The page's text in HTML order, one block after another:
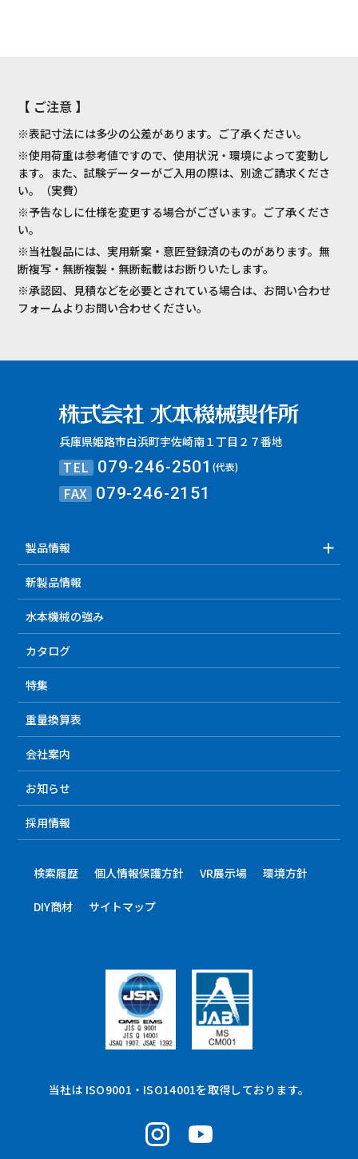
【 ご注意 】
※表記寸法には多少の公差があります。ご了承ください。
※使用荷重は参考値ですので、使用状況・環境によって変動し
ます。また、試験データーがご入用の際は、別途ご請求くださ
い。（実費）
※予告なしに仕様を変更する場合がございます。ご了承くださ
い。
※当社製品には、実用新案・意匠登録済のものがあります。無
断複写・無断複製・無断転載はお断りいたします。
※承認図、見積などを必要とされている場合は、お問い合わせ
フォームよりお問い合わせください。
兵庫県姫路市白浜町宇佐崎南１丁目２７番地
TEL 079-246-2501(代表)
FAX 079-246-2151
製品情報
新製品情報
水本機械の強み
カタログ
特集
重量換算表
会社案内
お知らせ
採用情報
検索履歴 個人情報保護方針 VR展示場 環境方針
DIY商材 サイトマップ
当社は ISO9001・ISO14001を取得しております。